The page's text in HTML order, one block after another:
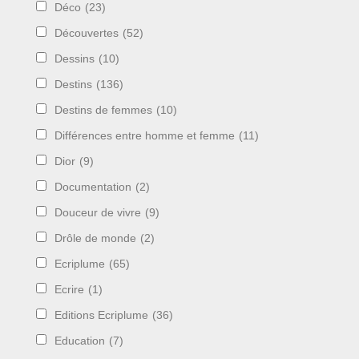
Déco (23)
Découvertes (52)
Dessins (10)
Destins (136)
Destins de femmes (10)
Différences entre homme et femme (11)
Dior (9)
Documentation (2)
Douceur de vivre (9)
Drôle de monde (2)
Ecriplume (65)
Ecrire (1)
Editions Ecriplume (36)
Education (7)